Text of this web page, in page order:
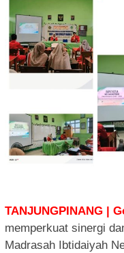
TANJUNGPINANG |
memperkuat sinergi
Madrasah Ibtidaiyah